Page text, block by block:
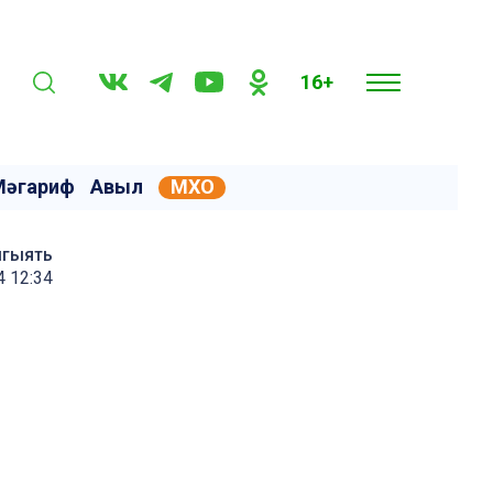
16+
Авыл МХО
12:34